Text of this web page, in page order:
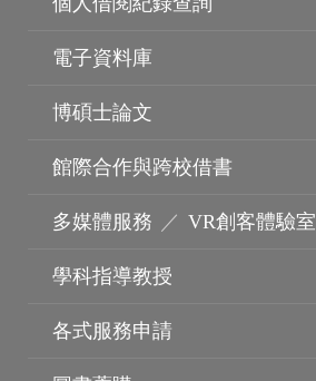
電子資料庫
博碩士論文
館際合作與跨校借書
多媒體服務 ／ VR創客體驗室
學科指導教授
各式服務申請